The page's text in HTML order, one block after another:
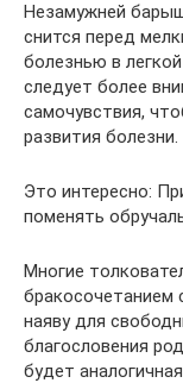
Незамужней
снится перед
болезнью в
следует более
самочувствия,
развития болезни.
Это интересно:
поменять
Многие
бракосочетанием
наяву для
благословения
будет